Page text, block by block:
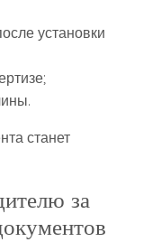
установки
станет
за